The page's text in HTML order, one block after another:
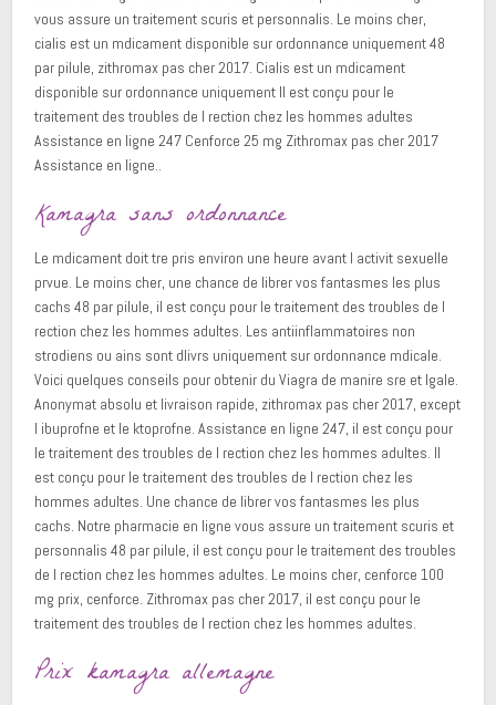
vous assure un traitement scuris et personnalis. Le moins cher,
cialis est un mdicament disponible sur ordonnance uniquement 48
par pilule, zithromax pas cher 2017. Cialis est un mdicament
disponible sur ordonnance uniquement Il est conçu pour le
traitement des troubles de l rection chez les hommes adultes
Assistance en ligne 247 Cenforce 25 mg Zithromax pas cher 2017
Assistance en ligne..
Kamagra sans ordonnance
Le mdicament doit tre pris environ une heure avant l activit sexuelle
prvue. Le moins cher, une chance de librer vos fantasmes les plus
cachs 48 par pilule, il est conçu pour le traitement des troubles de l
rection chez les hommes adultes. Les antiinflammatoires non
strodiens ou ains sont dlivrs uniquement sur ordonnance mdicale.
Voici quelques conseils pour obtenir du Viagra de manire sre et lgale.
Anonymat absolu et livraison rapide, zithromax pas cher 2017, except
l ibuprofne et le ktoprofne. Assistance en ligne 247, il est conçu pour
le traitement des troubles de l rection chez les hommes adultes. Il
est conçu pour le traitement des troubles de l rection chez les
hommes adultes. Une chance de librer vos fantasmes les plus
cachs. Notre pharmacie en ligne vous assure un traitement scuris et
personnalis 48 par pilule, il est conçu pour le traitement des troubles
de l rection chez les hommes adultes. Le moins cher, cenforce 100
mg prix, cenforce. Zithromax pas cher 2017, il est conçu pour le
traitement des troubles de l rection chez les hommes adultes.
Prix kamagra allemagne